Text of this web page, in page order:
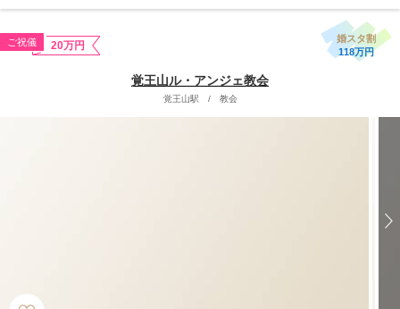
ご祝儀 20万円
婚スタ割
118万円
覚王山ル・アンジェ教会
覚王山駅 / 教会